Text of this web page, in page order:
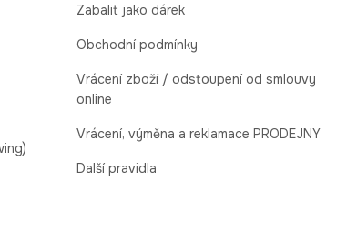
Zabalit jako dárek
Obchodní podmínky
Vrácení zboží / odstoupení od smlouvy
online
Vrácení, výměna a reklamace PRODEJNY
Další pravidla